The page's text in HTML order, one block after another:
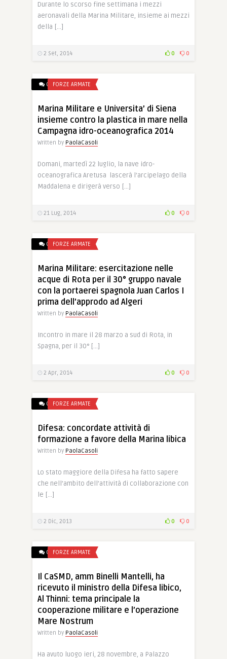
Durante lo scorso fine settimana i mezzi
aeronavali della Marina Militare, insieme ai mezzi
della […]
2 Set, 2014 0 0
0 FORZE ARMATE
Marina Militare e Universita’ di Siena
insieme contro la plastica in mare nella
Campagna idro-oceanografica 2014
Written by PaolaCasoli
Domani, martedì 22 luglio, la nave idro-
oceanografica Aretusa lascerà l’arcipelago della
Maddalena e dirigerà verso […]
21 Lug, 2014 0 0
0 FORZE ARMATE
Marina Militare: esercitazione nelle
acque di Rota per il 30° gruppo navale
con la portaerei spagnola Juan Carlos I
prima dell’approdo ad Algeri
Written by PaolaCasoli
Incontro in mare il 28 marzo a sud di Rota, in
Spagna, per il 30° […]
2 Apr, 2014 0 0
0 FORZE ARMATE
Difesa: concordate attività di
formazione a favore della Marina libica
Written by PaolaCasoli
Lo stato maggiore della Difesa ha fatto sapere
che nell’ambito dell’attività di collaborazione con
le […]
2 Dic, 2013 0 0
0 FORZE ARMATE
Il CaSMD, amm Binelli Mantelli, ha
ricevuto il ministro della Difesa libico,
Al Thinni: tema principale la
cooperazione militare e l’operazione
Mare Nostrum
Written by PaolaCasoli
Ha avuto luogo ieri, 28 novembre, a Palazzo